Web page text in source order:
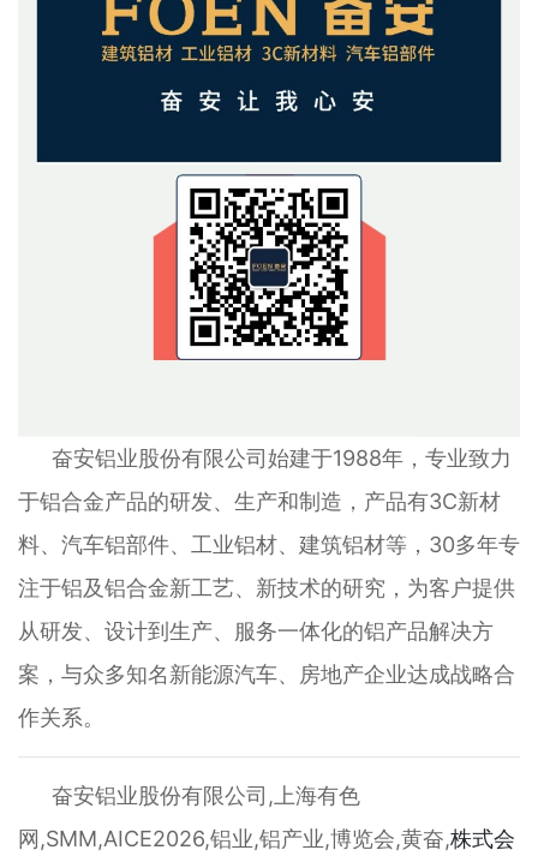
奋安铝业股份有限公司始建于1988年，专业致力
于铝合金产品的研发、生产和制造，产品有3C新材
料、汽车铝部件、工业铝材、建筑铝材等，30多年专
注于铝及铝合金新工艺、新技术的研究，为客户提供
从研发、设计到生产、服务一体化的铝产品解决方
案，与众多知名新能源汽车、房地产企业达成战略合
作关系。
奋安铝业股份有限公司,上海有色
网,SMM,AICE2026,铝业,铝产业,博览会,黄奋,株式会